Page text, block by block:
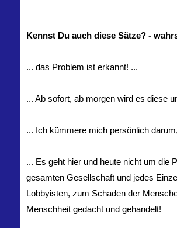
Kennst Du auch diese Sätze? -
... das Problem ist erkannt! ...
... Ab sofort, ab morgen wird es diese
... Ich kümmere mich persönlich
... Es geht hier und heute nicht um die
gesamten Gesellschaft und jedes
Lobbyisten, zum Schaden der
Menschheit gedacht und gehandelt!